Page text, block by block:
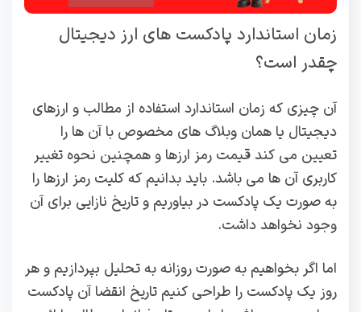
زمان استاندارد پادکست های ارز دیجیتال
چقدر است؟
آن چیزی که زمان استاندارد استفاده از مطالب و ارزهای
دیجیتال یا همان وبلاگ های مخصوص با آن ها را
تعیین می‌ کند قیمت رمز ارزها و همچنین نحوه تغییر
کاربری آن ها می باشد. باید بدانیم که کلیت رمز ارزها را
به صورت یک پادکست در بیاوریم و تاریخ نازایی برای آن
وجود نخواهد داشت.
اما اگر بخواهیم به صورت روزانه به تحلیل بپردازیم و هر
روز یک پادکست را طراحی کنیم تاریخ انقضا آن پادکست